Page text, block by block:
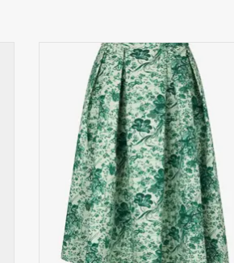
Trendy Dames Flora Rok van Dea Kudibal
Productdetails
Pasvorm: Classic/ Regular
Materiaal: 80% polyester, 18% katoen,
2% elastane
Fijnwas op max. 30˚C
Was niet met bleekmiddel
Strijken op een maximale temperatuur
van 150°C
Kleur: groen
TOEVOEGEN AAN WINKELWAGEN